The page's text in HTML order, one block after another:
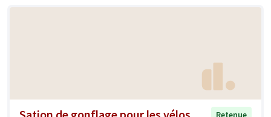
Retenue